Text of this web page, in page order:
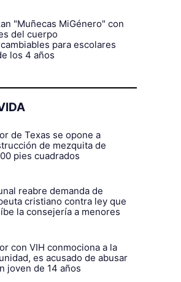
"Muñecas MiGénero" con
del cuerpo
para escolares
los 4 años
de Texas se opone a
de mezquita de
pies cuadrados
reabre demanda de
cristiano contra ley que
la consejería a menores
con VIH conmociona a la
es acusado de abusar
joven de 14 años